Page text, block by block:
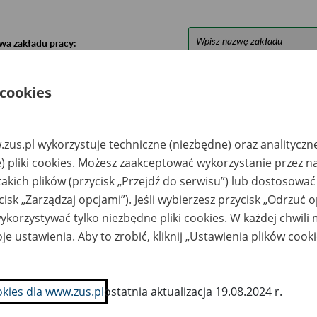
zakładu pracy:
pracy
Miejsce
przechowywania
dokumentów
Nr zespołu akt w
archiwum
państwowym
Daty
-
ul.
5
Mysłowice 29; tel. 32
317-14-74, fax. 32
317-14-86; e-mail:
wykorzystuje techniczne (niezbędne) oraz
pliki cookies. Możesz zaakceptować wykorzystanie przez
plików (przycisk „Przejdź do serwisu”) lub
„Zarządzaj opcjami”). Jeśli wybierzesz przycisk „Odrzuć
tylko niezbędne pliki cookies. W każdej chwili
ustawienia. Aby to zrobić, kliknij „Ustawienia plików
dla www.zus.plostatnia aktualizacja 19.08.2024 r.